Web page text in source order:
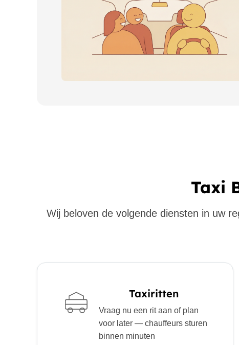
Taxi
Wij beloven de volgende diensten in uw
Taxiritten
Vraag nu een rit aan of plan
voor later — chauffeurs sturen
binnen minuten